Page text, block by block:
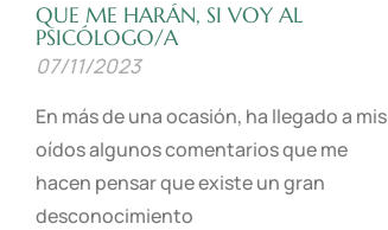
QUE ME HARÁN, SI VOY AL
PSICÓLOGO/A
07/11/2023
En más de una ocasión, ha llegado a mis
oídos algunos comentarios que me
hacen pensar que existe un gran
desconocimiento